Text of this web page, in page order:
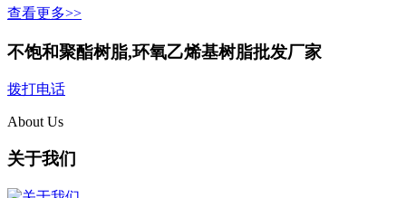
查看更多>>
不饱和聚酯树脂,环氧乙烯基树脂批发厂家
拨打电话
About Us
关于我们